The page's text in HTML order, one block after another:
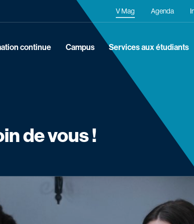
continue Campus Services aux étudiants
V Mag Agenda
de vous !